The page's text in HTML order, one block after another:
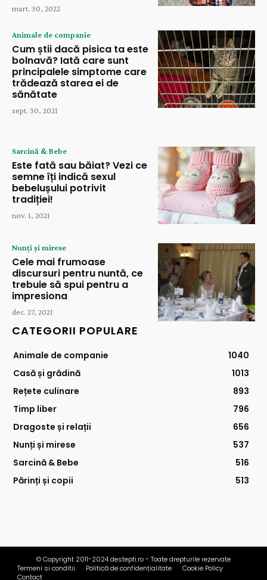
mart. 30, 2022
Animale de companie
Cum știi dacă pisica ta este
bolnavă? Iată care sunt
principalele simptome care
trădează starea ei de
sănătate
sept. 30, 2021
Sarcină & Bebe
Este fată sau băiat? Vezi ce
semne îți indică sexul
bebelușului potrivit
tradiției!
nov. 1, 2021
Nunți și mirese
Cele mai frumoase
discursuri pentru nuntă, ce
trebuie să spui pentru a
impresiona
dec. 27, 2021
CATEGORII POPULARE
Animale de companie
1040
Casă și grădină
1013
Rețete culinare
893
Timp liber
796
Dragoste și relații
656
Nunți și mirese
537
Sarcină & Bebe
516
Părinți și copii
513
© Copyright 2011-2024 destepti.ro - Toate drepturile rezervate
Termeni si conditii
Politică de confidențialitate
Cookie Policy
Contact